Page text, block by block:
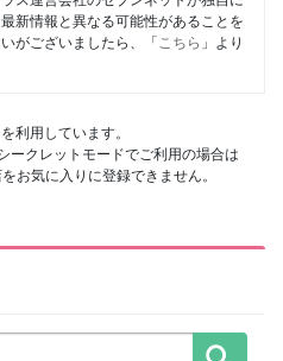
新情報と異なる可能性があることを
がございましたら、「 こちら 」より
を利用しています。
ークレットモードでご利用の場合は
お気に入りに登録できません。